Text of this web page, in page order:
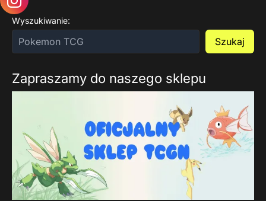
Wyszukiwanie:
Szukaj
Zapraszamy do naszego sklepu